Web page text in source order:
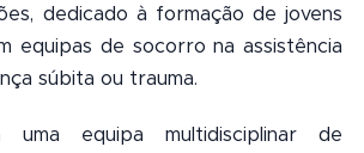
dedicado à formação de jovens
equipas de socorro na assistência
súbita ou trauma.
uma equipa multidisciplinar de